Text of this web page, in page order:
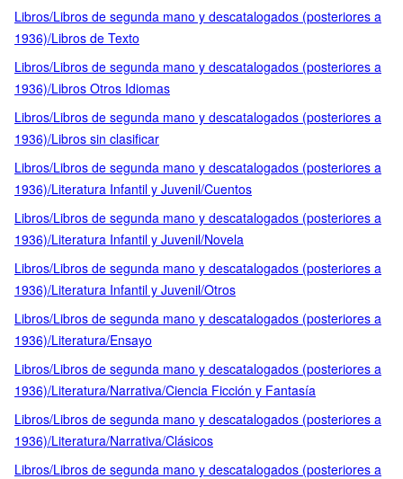
Libros/Libros de segunda mano y descatalogados (posteriores a
1936)/Libros de Texto
Libros/Libros de segunda mano y descatalogados (posteriores a
1936)/Libros Otros Idiomas
Libros/Libros de segunda mano y descatalogados (posteriores a
1936)/Libros sin clasificar
Libros/Libros de segunda mano y descatalogados (posteriores a
1936)/Literatura Infantil y Juvenil/Cuentos
Libros/Libros de segunda mano y descatalogados (posteriores a
1936)/Literatura Infantil y Juvenil/Novela
Libros/Libros de segunda mano y descatalogados (posteriores a
1936)/Literatura Infantil y Juvenil/Otros
Libros/Libros de segunda mano y descatalogados (posteriores a
1936)/Literatura/Ensayo
Libros/Libros de segunda mano y descatalogados (posteriores a
1936)/Literatura/Narrativa/Ciencia Ficción y Fantasía
Libros/Libros de segunda mano y descatalogados (posteriores a
1936)/Literatura/Narrativa/Clásicos
Libros/Libros de segunda mano y descatalogados (posteriores a